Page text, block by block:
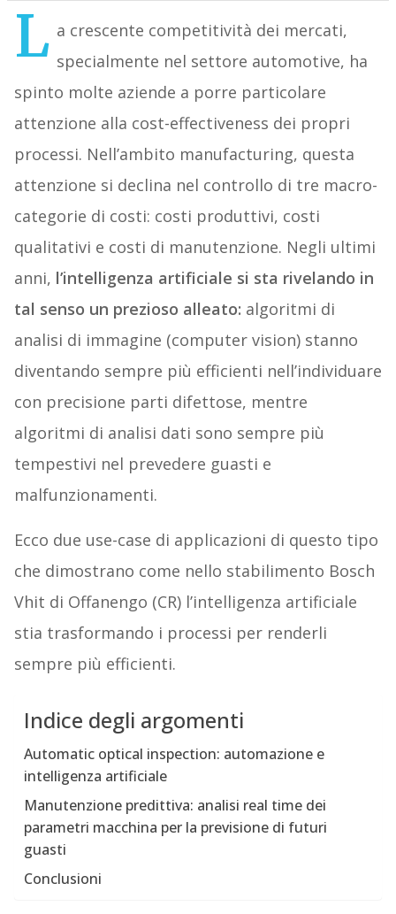
L a crescente competitività dei mercati,
specialmente nel settore automotive, ha
spinto molte aziende a porre particolare
attenzione alla cost-effectiveness dei propri
processi. Nell’ambito manufacturing, questa
attenzione si declina nel controllo di tre macro-
categorie di costi: costi produttivi, costi
qualitativi e costi di manutenzione. Negli ultimi
anni, l’intelligenza artificiale si sta rivelando in
tal senso un prezioso alleato: algoritmi di
analisi di immagine (computer vision) stanno
diventando sempre più efficienti nell’individuare
con precisione parti difettose, mentre
algoritmi di analisi dati sono sempre più
tempestivi nel prevedere guasti e
malfunzionamenti.
Ecco due use-case di applicazioni di questo tipo
che dimostrano come nello stabilimento Bosch
Vhit di Offanengo (CR) l’intelligenza artificiale
stia trasformando i processi per renderli
sempre più efficienti.
Indice degli argomenti
Automatic optical inspection: automazione e
intelligenza artificiale
Manutenzione predittiva: analisi real time dei
parametri macchina per la previsione di futuri
guasti
Conclusioni